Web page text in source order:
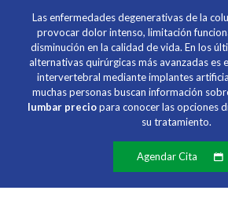
Las enfermedades degenerativas de la
provocar dolor intenso, limitación
disminución en la calidad de vida. En los
alternativas quirúrgicas más avanzadas es
intervertebral mediante implantes
muchas personas buscan información
lumbar preciopara conocer las opciones
su tratamiento.
Agendar Cita